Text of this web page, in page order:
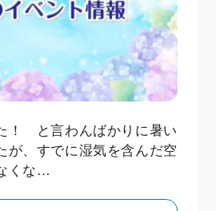
！ と言わんばかりに暑い
が、すでに湿気を含んだ空
くな…